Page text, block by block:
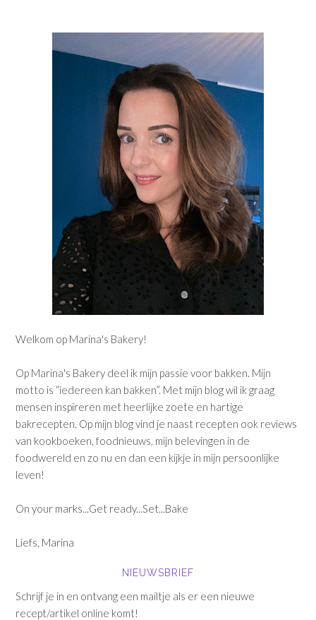
Welkom op Marina's Bakery!
Op Marina's Bakery deel ik mijn passie voor bakken. Mijn
motto is “iedereen kan bakken”. Met mijn blog wil ik graag
mensen inspireren met heerlijke zoete en hartige
bakrecepten. Op mijn blog vind je naast recepten ook reviews
van kookboeken, foodnieuws, mijn belevingen in de
foodwereld en zo nu en dan een kijkje in mijn persoonlijke
leven!
On your marks...Get ready...Set...Bake
Liefs, Marina
NIEUWSBRIEF
Schrijf je in en ontvang een mailtje als er een nieuwe
recept/artikel online komt!